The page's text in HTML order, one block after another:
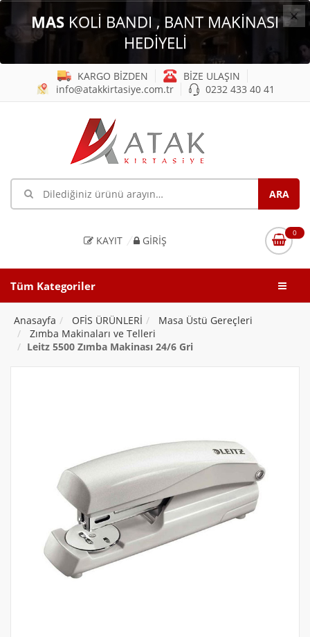
×
MAS KOLİ BANDI , BANT MAKİNASI
HEDİYELİ
KARGO BİZDEN
BİZE ULAŞIN
info@atakkirtasiye.com.tr
0232 433 40 41
KAYIT GIRIŞ
0
Tüm Kategoriler
Anasayfa OFİS ÜRÜNLERİ
Masa Üstü Gereçleri
Zımba Makinaları ve Telleri
Leitz 5500 Zımba Makinası 24/6 Gri